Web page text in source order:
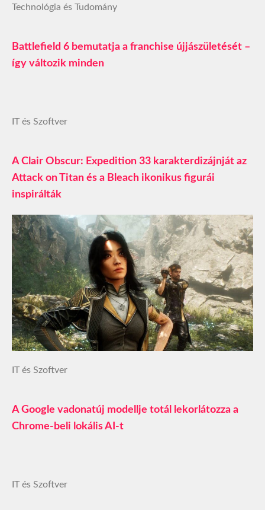
Technológia és Tudomány
Battlefield 6 bemutatja a franchise újjászületését –
így változik minden
IT és Szoftver
A Clair Obscur: Expedition 33 karakterdizájnját az
Attack on Titan és a Bleach ikonikus figurái
inspirálták
IT és Szoftver
A Google vadonatúj modellje totál lekorlátozza a
Chrome-beli lokális AI-t
IT és Szoftver